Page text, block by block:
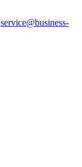
service@business-